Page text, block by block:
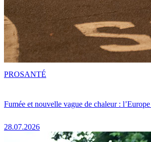
Fumée et nouvelle vague de chaleur :
28.07.2026
PROSANTÉ